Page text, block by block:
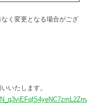
く変更となる場合がござ
いたします。